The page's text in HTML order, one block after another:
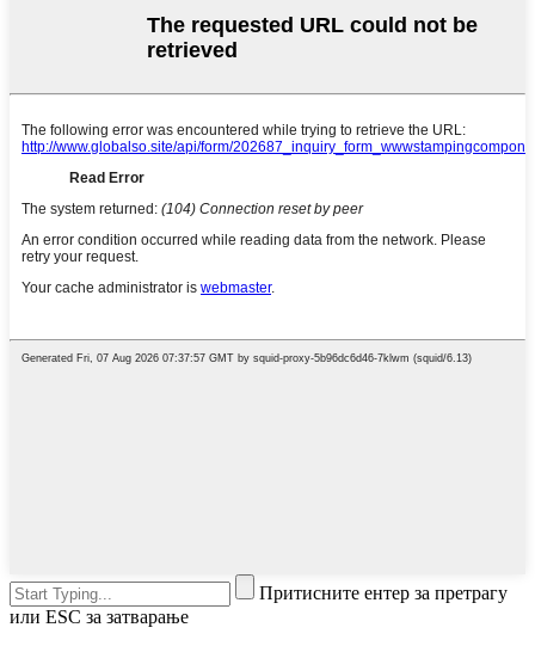
Притисните ентер за претрагу
или ESC за затварање